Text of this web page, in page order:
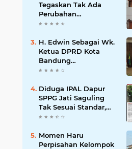
Tegaskan Tak Ada
Perubahan
Kepengurusan PC KB
Ketua Cabang Diminta
Segera Konsolidasi
H. Edwin Sebagai Wk.
Ketua DPRD Kota
Bandung
Mengapresiasi Dan
Kepada
Kepemimpinan Merdi
Hajiji Sebagai ketua
DPD Lpm Kota
2021-2026
Diduga IPAL Dapur
SPPG Jati Saguling
Tak Sesuai Standar,
Warga Keluhkan
Mengalir ke Sungai
Momen Haru
Perpisahan Kelompok